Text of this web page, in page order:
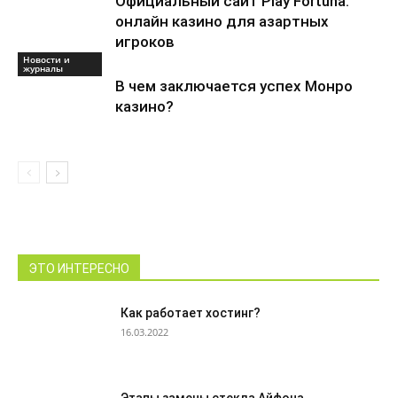
онлайн казино для азартных
игроков
Новости и
журналы
В чем заключается успех Монро
казино?
ЭТО ИНТЕРЕСНО
Как работает хостинг?
16.03.2022